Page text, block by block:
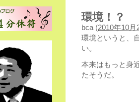
環境！？
bca (2010年10月
環境というと、
い。
本来はもっと身
たそうだ。